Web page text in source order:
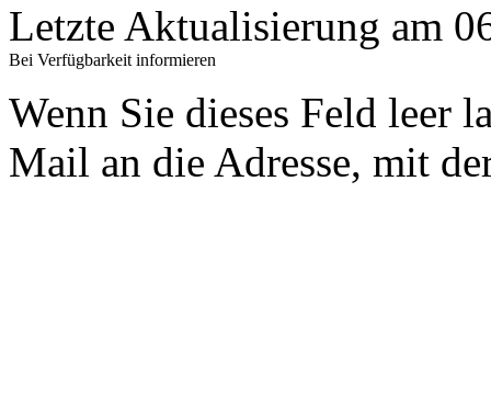
Letzte Aktualisierung am
Bei Verfügbarkeit informieren
Wenn Sie dieses Feld leer
Mail an die Adresse, mit